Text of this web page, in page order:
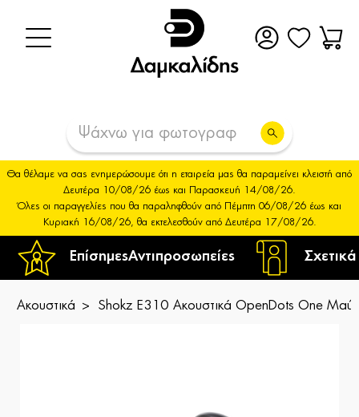
ΕπίσημεςΑντιπροσωπείες
Θα θέλαμε να σας ενημερώσουμε ότι η εταιρεία μας θα παραμείνει κλειστή από
Δευτέρα 10/08/26 έως και Παρασκευή 14/08/26.
Όλες οι παραγγελίες που θα παραληφθούν από Πέμπτη 06/08/26 έως και
Κυριακή 16/08/26, θα εκτελεσθούν από Δευτέρα 17/08/26.
Ακουστικά Shokz E310 Ακουστικά OpenDots One